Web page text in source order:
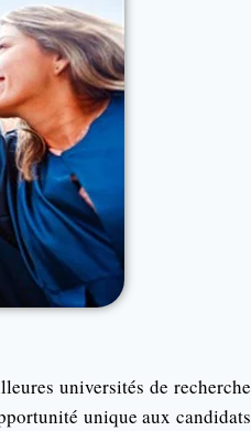
universités de recherche
unique aux candidats